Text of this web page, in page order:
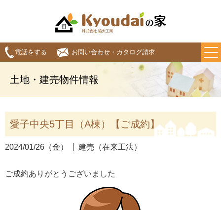
電話をする お問い合わせ・カタログ請求
土地・建売物件情報
愛子中央5丁目（A棟）【ご成約】
2024/01/26（金） 建売（在来工法）
ご成約ありがとうございました